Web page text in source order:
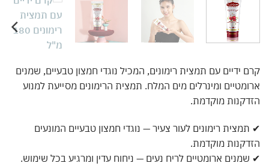
קרם ידיים עם תמצית רימונים, המכיל נוגדי חמצון טבעיים, שמנים
ארומטיים ומינרלים מים המלח. תמצית הרימונים מסייעת למנוע
הזדקנות מוקדמת.
✔ תמצית רימונים לעור צעיר — נוגדי חמצון טבעיים המונעים
הזדקנות מוקדמת.
✔ שמנים ארומטיים לריח נעים — ניחוח עדין ומרגיע בכל שימוש.